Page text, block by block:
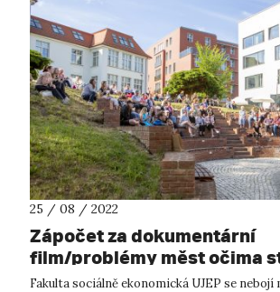
25 / 08 / 2022
Zápočet za dokumentární
film/problémy měst očima
Fakulta sociálně ekonomická UJEP se